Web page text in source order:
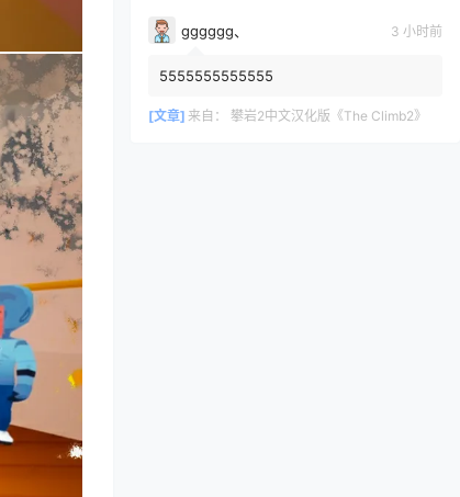
gggggg、 3 小时前
5555555555555
[文章] 来自： 攀岩2中文汉化版《The Climb2》